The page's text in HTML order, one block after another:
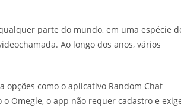
parte do mundo, em uma espécie
Ao longo dos anos, vários
como o aplicativo Random Chat
Omegle, o app não requer cadastro e